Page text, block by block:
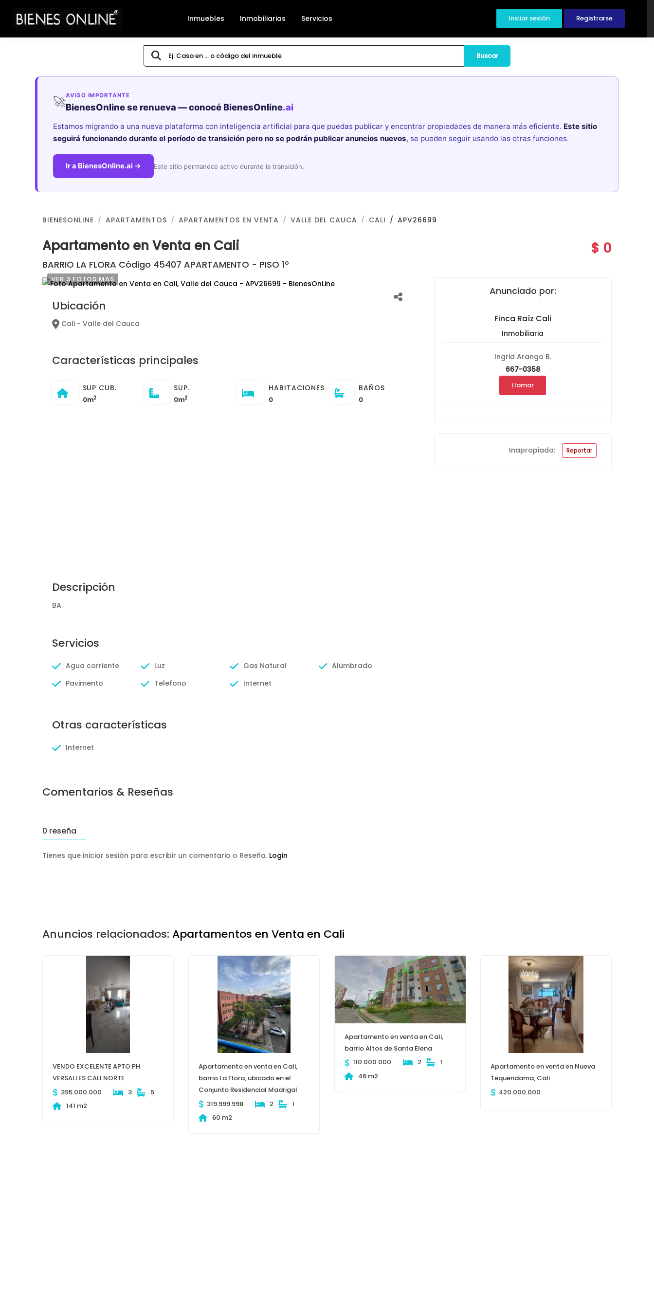
Inmuebles Inmobiliarias Servicios Iniciar sesión Registrarse
Buscar
🚀AVISO IMPORTANTE
BienesOnline se renueva — conocé BienesOnline.ai
Estamos migrando a una nueva plataforma con inteligencia artificial para que puedas publicar y encontrar propiedades de manera más eficiente. Este sitio
seguirá funcionando durante el período de transición pero no se podrán publicar anuncios nuevos, se pueden seguir usando las otras funciones.
Ir a BienesOnline.ai → Este sitio permanece activo durante la transición.
BIENESONLINE APARTAMENTOS APARTAMENTOS EN VENTA VALLE DEL CAUCA CALI APV26699
Apartamento en Venta en Cali
BARRIO LA FLORA Código 45407 APARTAMENTO - PISO 1º
$ 0
VER 3 FOTOS MAS
Ubicación
Cali - Valle del Cauca
Características principales
SUP CUB.
0m2
SUP.
0m2
HABITACIONES
0
BAÑOS
0
Descripción
BA
Servicios
Agua corriente Luz Gas Natural
Alumbrado
Pavimento
Telefono Internet
Otras características
Internet
Comentarios & Reseñas
0 reseña
Tienes que iniciar sesión para escribir un comentario o Reseña. Login
Anunciado por:
Finca Raíz Cali
Inmobiliaria
Ingrid Arango B.
667-0358
Llamar
Inapropiado: Reportar
Anuncios relacionados: Apartamentos en Venta en Cali
VENDO EXCELENTE APTO PH
VERSALLES CALI NORTE
$ 395.000.000 3
5
141 m2
Apartamento en venta en Cali,
barrio La Flora, ubicado en el
Conjunto Residencial Madrigal
$ 319.999.998 2
1
60 m2
Apartamento en venta en Cali,
barrio Altos de Santa Elena
$ 110.000.000 2
1
46 m2
Apartamento en venta en Nueva
Tequendama, Cali
$ 420.000.000